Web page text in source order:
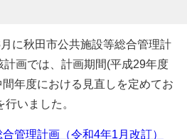
に秋田市公共施設等総合管理計
画では、計画期間(平成29年度
年度における見直しを定めてお
いました。
管理計画（令和4年1月改訂）